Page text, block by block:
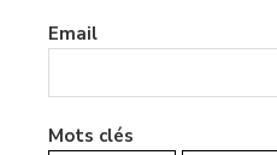
Email
Mots clés